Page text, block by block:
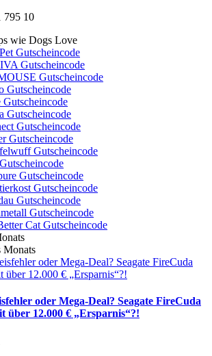
795 10
wie Dogs Love
oder Mega-Deal? Seagate FireCuda
über 12.000 € „Ersparnis“?!